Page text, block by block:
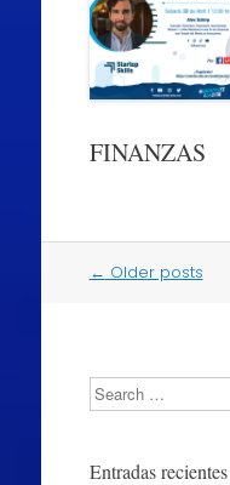
FINANZAS
Post
← Older posts
Search
Entradas recientes